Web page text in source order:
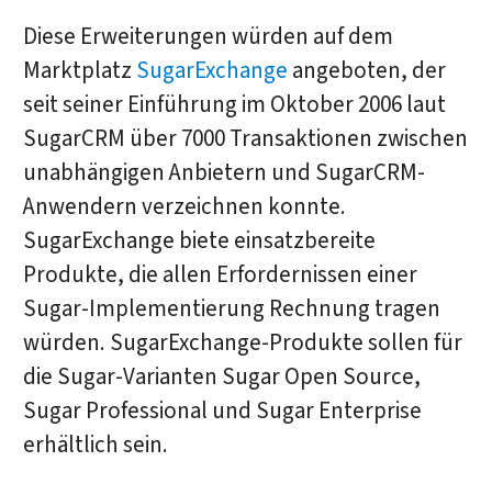
Diese Erweiterungen würden auf dem
Marktplatz SugarExchange angeboten, der
seit seiner Einführung im Oktober 2006 laut
SugarCRM über 7000 Transaktionen zwischen
unabhängigen Anbietern und SugarCRM-
Anwendern verzeichnen konnte.
SugarExchange biete einsatzbereite
Produkte, die allen Erfordernissen einer
Sugar-Implementierung Rechnung tragen
würden. SugarExchange-Produkte sollen für
die Sugar-Varianten Sugar Open Source,
Sugar Professional und Sugar Enterprise
erhältlich sein.